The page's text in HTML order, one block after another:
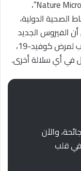
الصحية الدولية،
أن الفيروس الجديد
كوفيد-19،
في أي سلالة أخرى.
والآن
قلب